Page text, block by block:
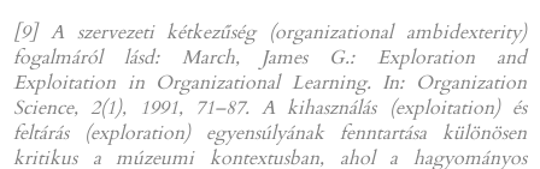
[9] A szervezeti kétkezűség (organizational ambidexterity)
fogalmáról lásd: March, James G.: Exploration and
Exploitation in Organizational Learning. In: Organization
Science, 2(1), 1991, 71–87. A kihasználás (exploitation) és
feltárás (exploration) egyensúlyának fenntartása különösen
kritikus a múzeumi kontextusban, ahol a hagyományos